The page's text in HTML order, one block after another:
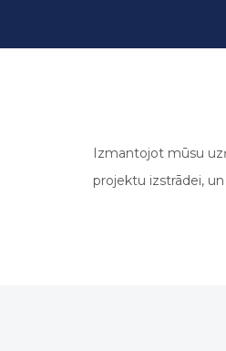
Izmantojot mūsu
projektu izstrādei,